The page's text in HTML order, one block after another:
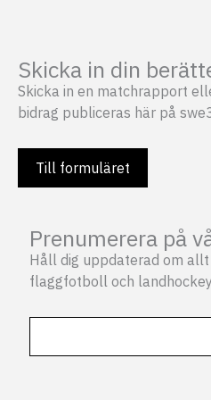
Skicka in din
Skicka in en matchrapport
bidrag publiceras här på
Till formuläret
Prenumerera på
Håll dig uppdaterad om
flaggfotboll och landhockey